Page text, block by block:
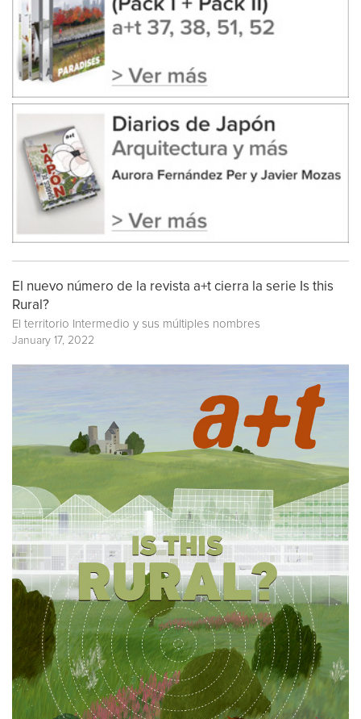
El nuevo número de la revista a+t cierra la serie Is this
Rural?
El territorio Intermedio y sus múltiples nombres
January 17, 2022